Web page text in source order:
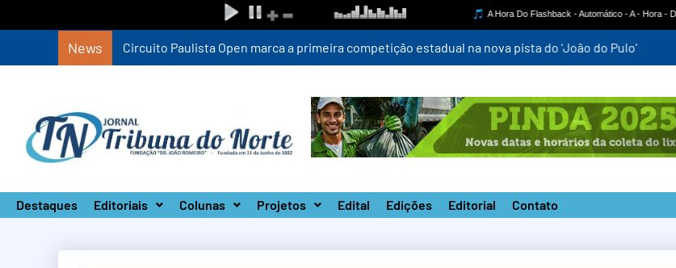
News Circuito Paulista Open marca a primeira competição estadual na nova pista do ‘João do Pulo’
Destaques Editoriais Colunas Projetos Edital Edições Editorial Contato